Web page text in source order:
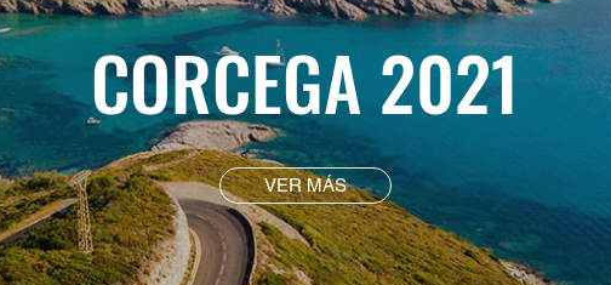
CORCEGA 2021
VER MÁS